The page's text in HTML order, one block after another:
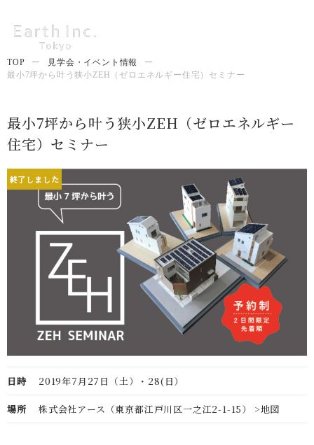
TOP ー 見学会・イベント情報
ー
最小7坪から叶う狭小ZEH（ゼロエネルギー住宅）セミナー
最小7坪から叶う狭小ZEH（ゼロエネルギー
住宅）セミナー
終了しました
日時 2019年7月27日（土）・28(日）
場所 株式会社アース（東京都江戸川区一之江2-1-15） >地図